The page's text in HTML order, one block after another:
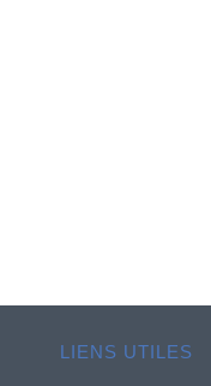
LIENS UTILES